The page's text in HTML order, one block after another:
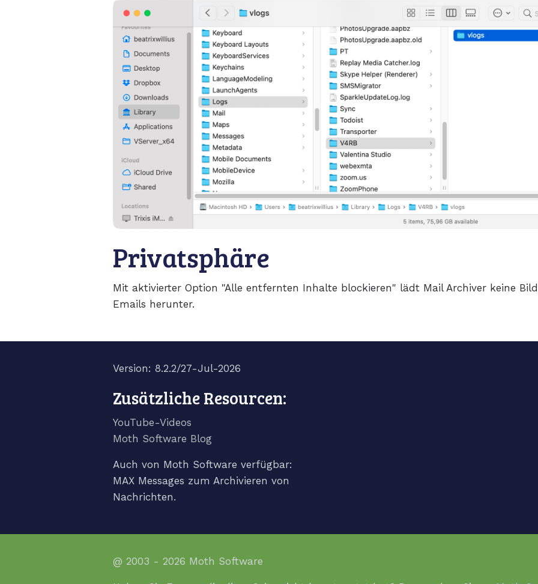
Privatsphäre
Mit aktivierter Option "Alle entfernten Inhalte blockieren" lädt Mail Archiver keine
Emails herunter.
Version: 8.2.2/27-Jul-2026
Zusätzliche Resourcen:
YouTube-Videos
Moth Software Blog
Auch von Moth Software verfügbar:
MAX Messages zum Archivieren von
Nachrichten.
@ 2003 - 2026 Moth Software